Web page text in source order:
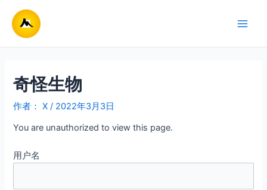
奇怪生物
作者： X/ 2022年3月3日
You are unauthorized to view this page.
用户名